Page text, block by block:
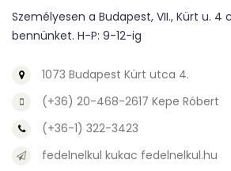
Személyesen a Budapest, VII., Kürt u. 4
bennünket. H-P: 9-12-ig
1073 Budapest Kürt utca 4.
(+36) 20-468-2617 Kepe Róbert
(+36-1) 322-3423
fedelnelkul kukac fedelnelkul.hu